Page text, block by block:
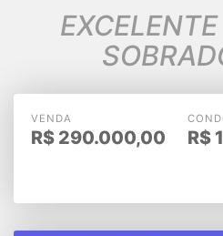
VENDA
R$ 290.000,00 R$